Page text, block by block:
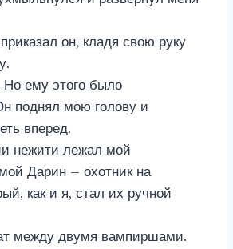
он, кладя свою руку
ему этого было
поднял мою голову и
вперед.
нежити лежал мой
Дарин – охотник на
как и я, стал их ручной
между двумя вампиршами.